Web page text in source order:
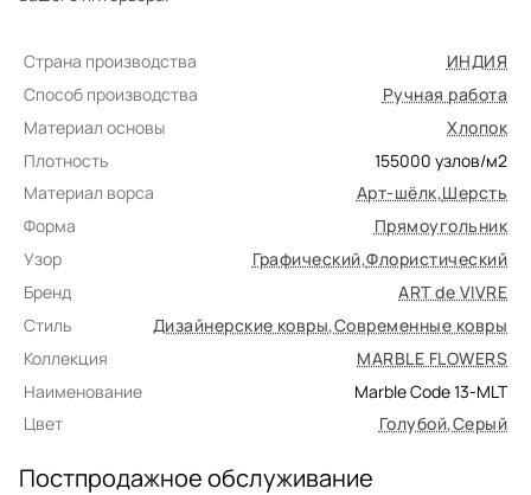
Страна производства
ИНДИЯ
Способ производства
Ручная работа
Материал основы
Хлопок
Плотность
155000 узлов/м2
Материал ворса
Арт-шёлк,Шерсть
Форма
Прямоугольник
Узор
Графический,Флористический
Бренд
ART de VIVRE
Стиль
Дизайнерские ковры,Современные ковры
Коллекция
MARBLE FLOWERS
Наименование
Marble Code 13-MLT
Цвет
Голубой,Серый
Постпродажное обслуживание